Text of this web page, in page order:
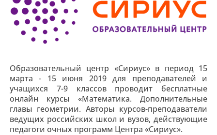
Образовательный центр «Сириус» в период 15
марта - 15 июня 2019 для преподавателей и
учащихся 7-9 классов проводит бесплатные
онлайн курсы «Математика. Дополнительные
главы геометрии. Авторы курсов-преподаватели
ведущих российских школ и вузов, действующие
педагоги очных программ Центра «Сириус».